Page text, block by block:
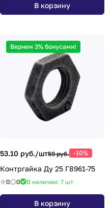
В корзину
Вернем 3% бонусами!
53.10 руб./шт59 руб. -10%
Контргайка Ду 25 Г8961-75
0 0 В наличии: 7 шт
В корзину